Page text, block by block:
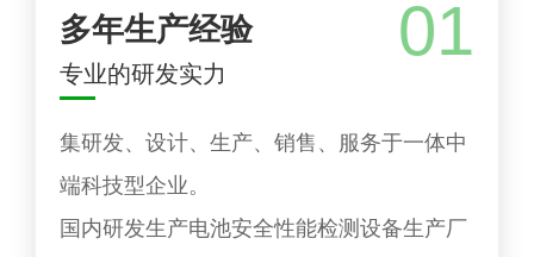
多年生产经验
专业的研发实力
01
集研发、设计、生产、销售、服务于一体中
端科技型企业。
国内研发生产电池安全性能检测设备生产厂